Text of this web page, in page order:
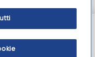
Vendite soggette
di Diritti dei